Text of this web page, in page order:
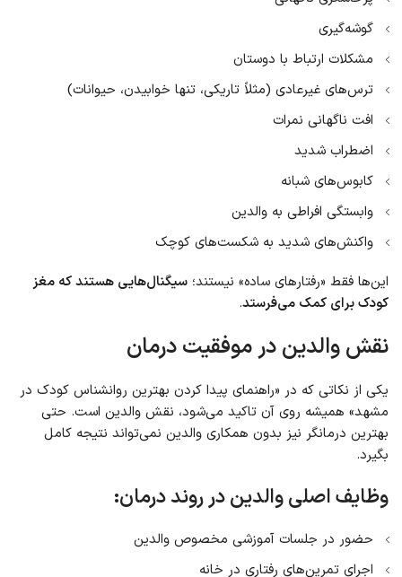
گوشه‌گیری
مشکلات ارتباط با دوستان
ترس‌های غیرعادی (مثلاً تاریکی، تنها خوابیدن، حیوانات)
افت ناگهانی نمرات
اضطراب شدید
کابوس‌های شبانه
وابستگی افراطی به والدین
واکنش‌های شدید به شکست‌های کوچک
این‌ها فقط «رفتارهای ساده» نیستند؛ سیگنال‌هایی هستند که مغز
کودک برای کمک می‌فرستد.
نقش والدین در موفقیت درمان
یکی از نکاتی که در «راهنمای پیدا کردن بهترین روانشناس کودک در
مشهد» همیشه روی آن تاکید می‌شود، نقش والدین است. حتی
بهترین درمانگر نیز بدون همکاری والدین نمی‌تواند نتیجه کامل
بگیرد.
وظایف اصلی والدین در روند درمان:
حضور در جلسات آموزشی مخصوص والدین
اجرای تمرین‌های رفتاری در خانه